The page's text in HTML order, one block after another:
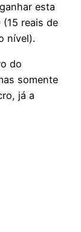
esta
(15 reais de
nível).
do
somente
já a